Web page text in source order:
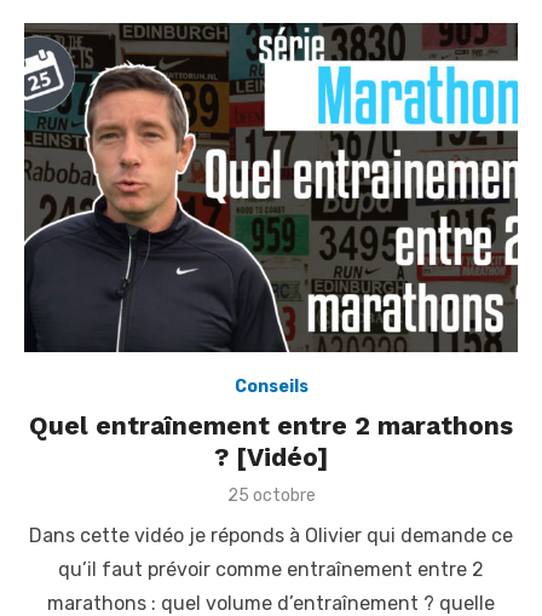
Conseils
Quel entraînement entre 2 marathons
? [Vidéo]
P
s
e
d
25 octobre
Dans cette vidéo je réponds à Olivier qui demande ce
qu’il faut prévoir comme entraînement entre 2
marathons : quel volume d’entraînement ? quelle